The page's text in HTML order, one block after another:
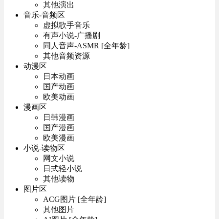
其他演出
音乐-音频区
虚拟歌手音乐
有声小说-广播剧
同人音声-ASMR [全年龄]
其他音频资源
动漫区
日本动画
国产动画
欧美动画
漫画区
日韩漫画
国产漫画
欧美漫画
小说-读物区
网文小说
日式轻小说
其他读物
图片区
ACG图片 [全年龄]
其他图片